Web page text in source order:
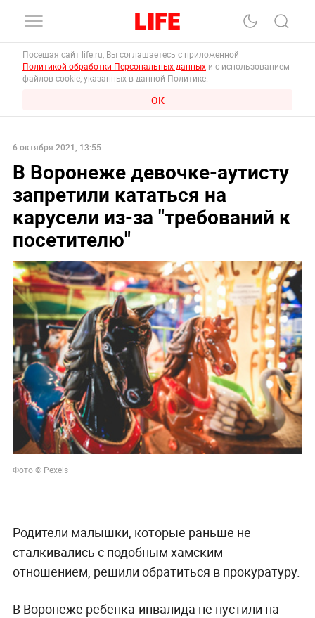
Посещая сайт life.ru, Вы соглашаетесь с приложенной
Политикой обработки Персональных данных и с использованием
файлов cookie, указанных в данной Политике.
ОК
6 октября 2021, 13:55
В Воронеже девочке-аутисту
запретили кататься на
карусели из-за "требований к
посетителю"
Фото © Pexels
Родители малышки, которые раньше не
сталкивались с подобным хамским
отношением, решили обратиться в прокуратуру.
В Воронеже ребёнка-инвалида не пустили на